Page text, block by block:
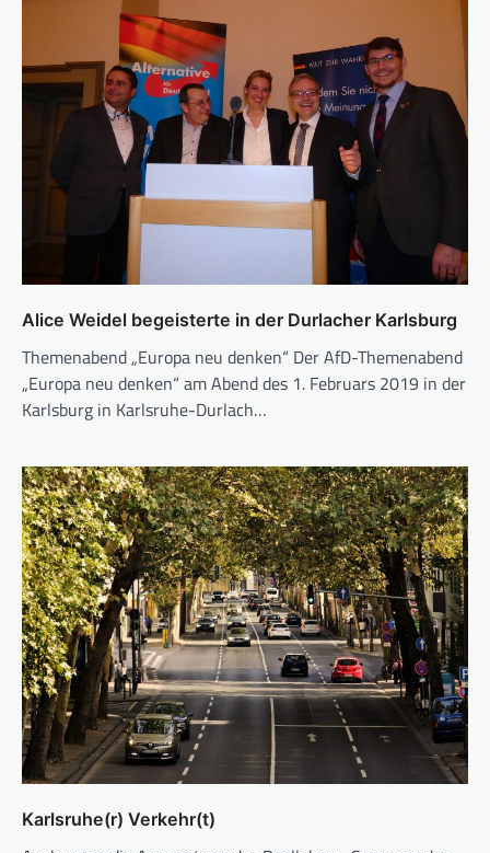
Alice Weidel begeisterte in der Durlacher Karlsburg
Themenabend „Europa neu denken“ Der AfD-Themenabend
„Europa neu denken“ am Abend des 1. Februars 2019 in der
Karlsburg in Karlsruhe-Durlach…
Karlsruhe(r) Verkehr(t)